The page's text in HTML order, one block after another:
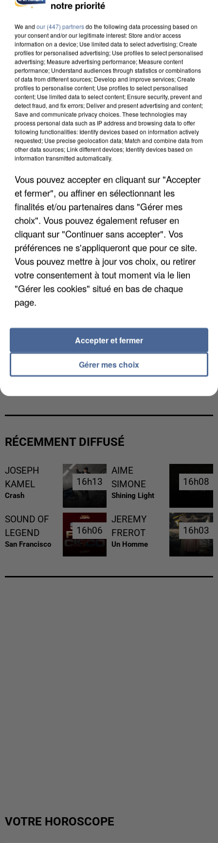
UN SECOND CADRE DE LA DZ MAFIA
INTERPELLÉ EN ALGÉRIE
UNE TOURISTE DE L’OISE EMPORTÉE PAR UNE
COULÉE DE BOUE EN HAUTE-SAVOIE
LES DONNÉES DE 300 000 CLIENTS DÉROBÉES À
RÉCEMMENT DIFFUSÉ
JOSEPH
KAMEL
Crash
16h13
16h13
AIME
SIMONE
Shining Light
16h08
16h08
SOUND OF
LEGEND
San Francisco
16h06
16h06
JEREMY
FREROT
Un Homme
16h03
16h03
VOTRE HOROSCOPE
notre priorité
We and our (447) partnersdo the following data processing based on
your consent and/or our legitimate interest: Store and/or access
information on a device; Use limited data to select advertising; Create
profiles for personalised advertising; Use profiles to select personalised
advertising; Measure advertising performance; Measure content
performance; Understand audiences through statistics or combinations
of data from different sources; Develop and improve services; Create
profiles to personalise content; Use profiles to select personalised
content; Use limited data to select content; Ensure security, prevent and
detect fraud, and fix errors; Deliver and present advertising and content;
Save and communicate privacy choices. These technologies may
process personal data such as IP address and browsing data to offer
following functionalities: Identify devices based on information actively
requested; Use precise geolocation data; Match and combine data from
other data sources; Link different devices; Identify devices based on
information transmitted automatically.
Vous pouvez accepter en cliquant sur "Accepter
et fermer", ou affiner en sélectionnant les
finalités et/ou partenaires dans "Gérer mes
choix". Vous pouvez également refuser en
cliquant sur "Continuer sans accepter". Vos
préférences ne s'appliqueront que pour ce site.
Vous pouvez mettre à jour vos choix, ou retirer
votre consentement à tout moment via le lien
"Gérer les cookies" situé en bas de chaque
page.
Gérer mes choix
Accepter et fermer